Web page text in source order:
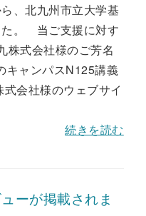
、北九州市立大学基
た。 当ご支援に対す
株式会社様のご芳名
キャンパスN125講義
会社様のウェブサイ
続きを読む
ーが掲載されま